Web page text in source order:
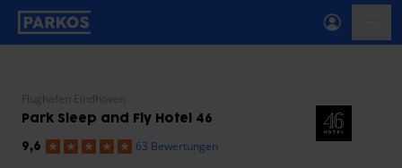
beschriftung-für-primäre-navigation
Flughafen Eindhoven
Park Sleep and Fly Hotel 46
9,6 63 Bewertungen